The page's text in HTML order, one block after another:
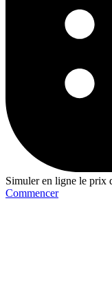
Simuler en ligne le prix
Commencer